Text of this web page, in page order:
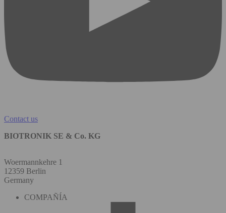
Contact us
BIOTRONIK SE & Co. KG
Woermannkehre 1
12359 Berlin
Germany
COMPAÑÍA